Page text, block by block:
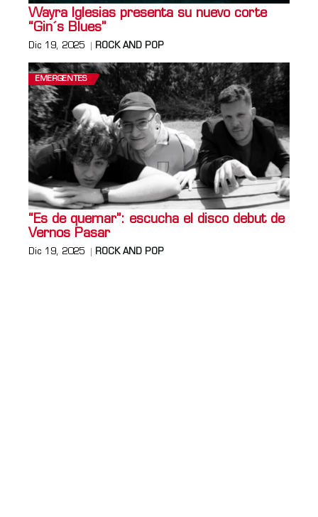
Wayra Iglesias presenta su nuevo corte
“Gin´s Blues”
Dic 19, 2025 ROCK AND POP
EMERGENTES
“Es de quemar”: escucha el disco debut de
Vernos Pasar
Dic 19, 2025 ROCK AND POP